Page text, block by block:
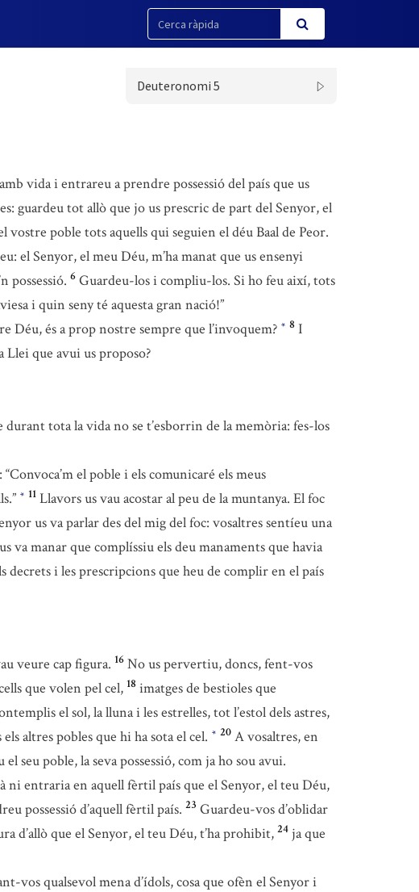
Deuteronomi 5
vida i entrareu a prendre possessió del país que us
guardeu tot allò que jo us prescric de part del Senyor, el
poble tots aquells qui seguien el déu Baal de Peor.
el Senyor, el meu Déu, m’ha manat que us ensenyi
possessió. 6 Guardeu-los i compliu-los. Si ho feu així, tots
i quin seny té aquesta gran nació!”
Déu, és a prop nostre sempre que l’invoquem? * 8 I
Llei que avui us proposo?
tota la vida no se t’esborrin de la memòria: fes-los
el poble i els comunicaré els meus
* 11 Llavors us vau acostar al peu de la muntanya. El foc
us va parlar des del mig del foc: vosaltres sentíeu una
va manar que complíssiu els deu manaments que havia
decrets i les prescripcions que heu de complir en el país
veure cap figura. 16 No us pervertiu, doncs, fent-vos
que volen pel cel, 18 imatges de bestioles que
el sol, la lluna i les estrelles, tot l’estol dels astres,
altres pobles que hi ha sota el cel. * 20 A vosaltres, en
seu poble, la seva possessió, com ja ho sou avui.
entraria en aquell fèrtil país que el Senyor, el teu Déu,
possessió d’aquell fèrtil país. 23 Guardeu-vos d’oblidar
d’allò que el Senyor, el teu Déu, t’ha prohibit, 24 ja que
vos qualsevol mena d’ídols, cosa que ofèn el Senyor i